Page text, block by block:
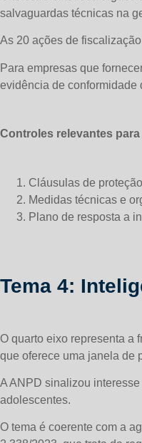
salvaguardas técnicas na
As 20 ações de
Para empresas que
evidência de conformidade
Controles relevantes
Cláusulas de
Medidas técnicas e
Plano de resposta a
Tema 4:
O quarto eixo representa a
que oferece uma janela de
A ANPD sinalizou
adolescentes.
O tema é coerente com a